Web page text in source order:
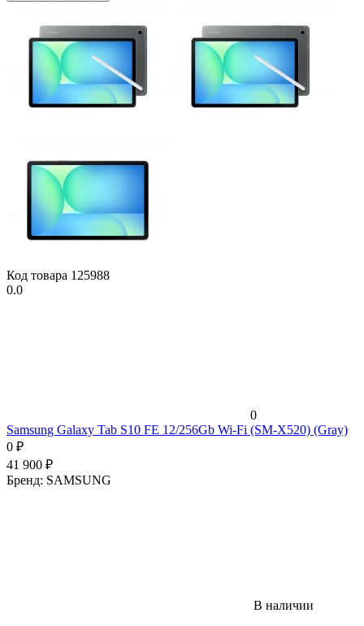
Код товара 125988
0.0
0
Samsung Galaxy Tab S10 FE 12/256Gb Wi-Fi (SM-X520) (Gray)
0 ₽
41 900 ₽
Бренд: SAMSUNG
В наличии